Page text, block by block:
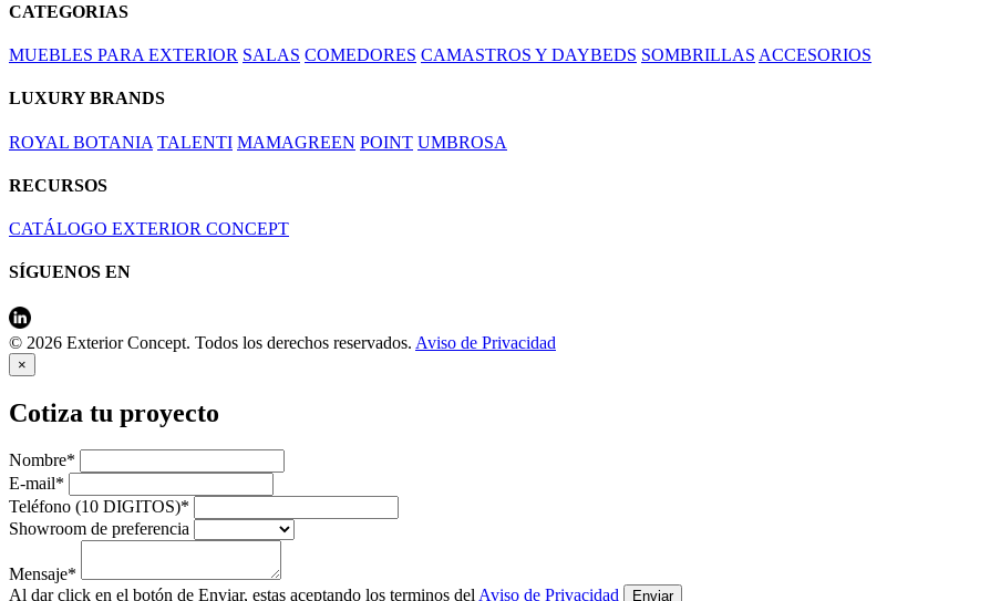
CATEGORIAS
MUEBLES PARA EXTERIOR SALAS COMEDORES CAMASTROS Y DAYBEDS SOMBRILLAS ACCESORIOS
LUXURY BRANDS
ROYAL BOTANIA TALENTI MAMAGREEN POINT UMBROSA
RECURSOS
CATÁLOGO EXTERIOR CONCEPT
SÍGUENOS EN
© 2026 Exterior Concept. Todos los derechos reservados. Aviso de Privacidad
×
Cotiza tu proyecto
Nombre*
E-mail*
Teléfono (10 DIGITOS)*
Showroom de preferencia
Mensaje*
Al dar click en el botón de Enviar, estas aceptando los terminos delAviso de Privacidad